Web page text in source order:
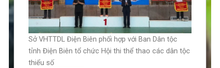
Sở VHTTDL Điện Biên phối hợp với Ban Dân tộc
tỉnh Điện Biên tổ chức Hội thi thể thao các dân tộc
thiểu số